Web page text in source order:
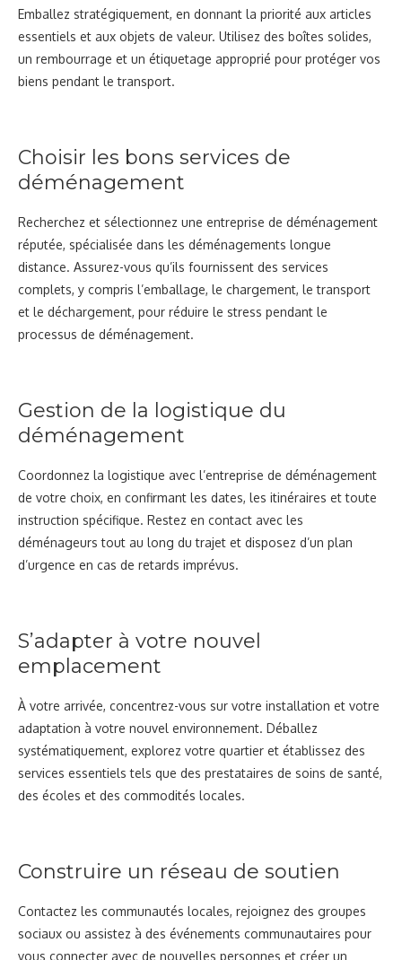
Emballez stratégiquement, en donnant la priorité aux articles
essentiels et aux objets de valeur. Utilisez des boîtes solides,
un rembourrage et un étiquetage approprié pour protéger vos
biens pendant le transport.
Choisir les bons services de
déménagement
Recherchez et sélectionnez une entreprise de déménagement
réputée, spécialisée dans les déménagements longue
distance. Assurez-vous qu’ils fournissent des services
complets, y compris l’emballage, le chargement, le transport
et le déchargement, pour réduire le stress pendant le
processus de déménagement.
Gestion de la logistique du
déménagement
Coordonnez la logistique avec l’entreprise de déménagement
de votre choix, en confirmant les dates, les itinéraires et toute
instruction spécifique. Restez en contact avec les
déménageurs tout au long du trajet et disposez d’un plan
d’urgence en cas de retards imprévus.
S’adapter à votre nouvel
emplacement
À votre arrivée, concentrez-vous sur votre installation et votre
adaptation à votre nouvel environnement. Déballez
systématiquement, explorez votre quartier et établissez des
services essentiels tels que des prestataires de soins de santé,
des écoles et des commodités locales.
Construire un réseau de soutien
Contactez les communautés locales, rejoignez des groupes
sociaux ou assistez à des événements communautaires pour
vous connecter avec de nouvelles personnes et créer un